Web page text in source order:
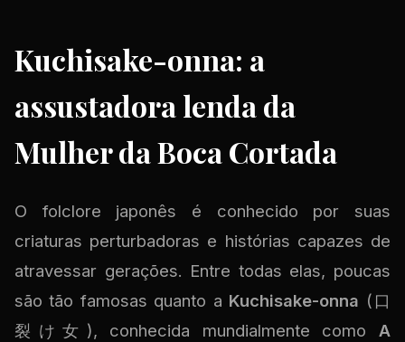
Kuchisake-onna: a
assustadora lenda da
Mulher da Boca Cortada
O folclore japonês é conhecido por suas
criaturas perturbadoras e histórias capazes de
atravessar gerações. Entre todas elas, poucas
são tão famosas quanto a Kuchisake-onna (口
裂け女), conhecida mundialmente como A